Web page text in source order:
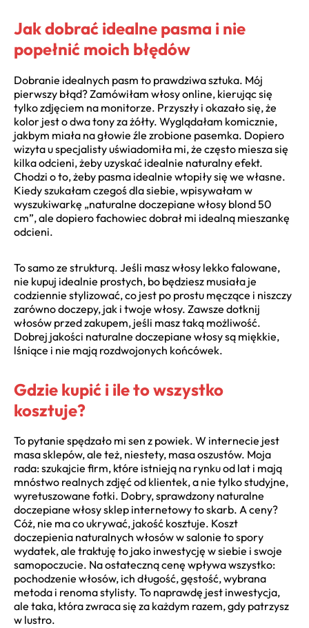
Jak dobrać idealne pasma i nie
popełnić moich błędów
Dobranie idealnych pasm to prawdziwa sztuka. Mój
pierwszy błąd? Zamówiłam włosy online, kierując się
tylko zdjęciem na monitorze. Przyszły i okazało się, że
kolor jest o dwa tony za żółty. Wyglądałam komicznie,
jakbym miała na głowie źle zrobione pasemka. Dopiero
wizyta u specjalisty uświadomiła mi, że często miesza się
kilka odcieni, żeby uzyskać idealnie naturalny efekt.
Chodzi o to, żeby pasma idealnie wtopiły się we własne.
Kiedy szukałam czegoś dla siebie, wpisywałam w
wyszukiwarkę „naturalne doczepiane włosy blond 50
cm”, ale dopiero fachowiec dobrał mi idealną mieszankę
odcieni.
To samo ze strukturą. Jeśli masz włosy lekko falowane,
nie kupuj idealnie prostych, bo będziesz musiała je
codziennie stylizować, co jest po prostu męczące i niszczy
zarówno doczepy, jak i twoje włosy. Zawsze dotknij
włosów przed zakupem, jeśli masz taką możliwość.
Dobrej jakości naturalne doczepiane włosy są miękkie,
lśniące i nie mają rozdwojonych końcówek.
Gdzie kupić i ile to wszystko
kosztuje?
To pytanie spędzało mi sen z powiek. W internecie jest
masa sklepów, ale też, niestety, masa oszustów. Moja
rada: szukajcie firm, które istnieją na rynku od lat i mają
mnóstwo realnych zdjęć od klientek, a nie tylko studyjne,
wyretuszowane fotki. Dobry, sprawdzony naturalne
doczepiane włosy sklep internetowy to skarb. A ceny?
Cóż, nie ma co ukrywać, jakość kosztuje. Koszt
doczepienia naturalnych włosów w salonie to spory
wydatek, ale traktuję to jako inwestycję w siebie i swoje
samopoczucie. Na ostateczną cenę wpływa wszystko:
pochodzenie włosów, ich długość, gęstość, wybrana
metoda i renoma stylisty. To naprawdę jest inwestycja,
ale taka, która zwraca się za każdym razem, gdy patrzysz
w lustro.